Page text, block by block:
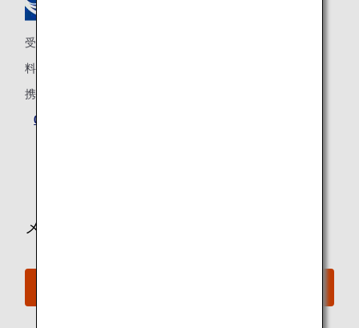
受付時間：9：00～17：00 （日本時間） 年中無休
料金：全国一律
携帯電話からフリーダイヤルはご利用いただけません。
03-6741-8900
メールで問い合わせる